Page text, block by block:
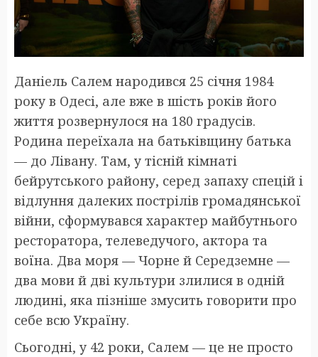
Даніель Салем народився 25 січня 1984
року в Одесі, але вже в шість років його
життя розвернулося на 180 градусів.
Родина переїхала на батьківщину батька
— до Лівану. Там, у тісній кімнаті
бейрутського району, серед запаху спецій і
відлуння далеких пострілів громадянської
війни, сформувався характер майбутнього
ресторатора, телеведучого, актора та
воїна. Два моря — Чорне й Середземне —
два мови й дві культури злилися в одній
людині, яка пізніше змусить говорити про
себе всю Україну.
Сьогодні, у 42 роки, Салем — це не просто